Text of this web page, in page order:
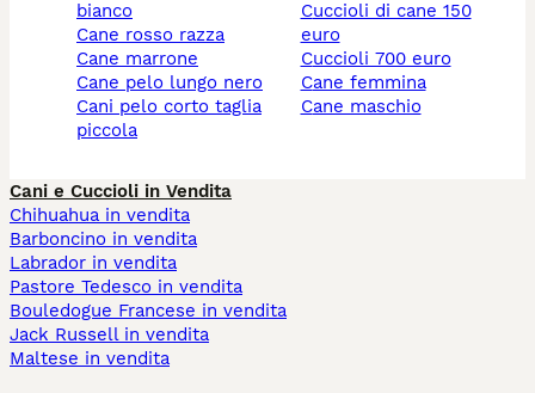
bianco
cane rosso razza
cane marrone
cane pelo lungo nero
cani pelo corto taglia
piccola
cuccioli di cane 150
euro
cuccioli 700 euro
cane femmina
cane maschio
Cani e Cuccioli in Vendita
Chihuahua in vendita
Barboncino in vendita
Labrador in vendita
Pastore Tedesco in vendita
Bouledogue Francese in vendita
Jack Russell in vendita
Maltese in vendita